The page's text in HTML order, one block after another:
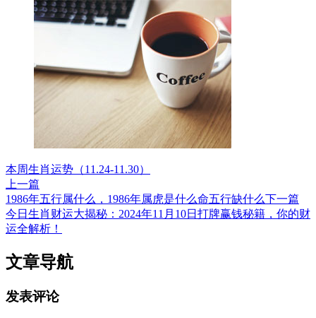
本周生肖运势（11.24-11.30）
上一篇
1986年五行属什么，1986年属虎是什么命五行缺什么下一篇
今日生肖财运大揭秘：2024年11月10日打牌赢钱秘籍，你的财
运全解析！
文章导航
发表评论